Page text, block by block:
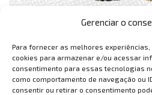
Gerenciar o
Para fornecer as melhores
cookies para armazenar e/ou acessar
consentimento para essas tecnologias
como comportamento de navegação ou
consentir ou retirar o consentimento